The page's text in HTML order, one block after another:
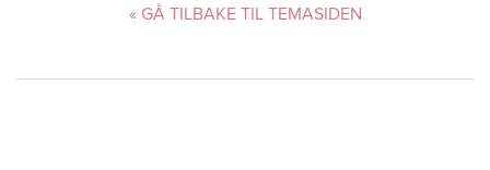
« GÅ TILBAKE TIL TEMASIDEN